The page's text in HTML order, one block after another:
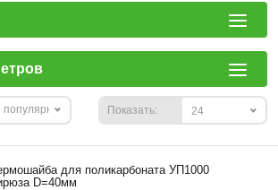
популярности Показать: 24
для поликарбоната УП1000
D=40мм